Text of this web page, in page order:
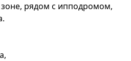
рядом с ипподромом,
.